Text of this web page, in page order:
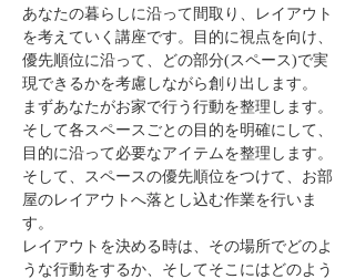
あなたの暮らしに沿って間取り、レイアウト
を考えていく講座です。目的に視点を向け、
優先順位に沿って、どの部分(スペース)で実
現できるかを考慮しながら創り出します。
まずあなたがお家で行う行動を整理します。
そして各スペースごとの目的を明確にして、
目的に沿って必要なアイテムを整理します。
そして、スペースの優先順位をつけて、お部
屋のレイアウトへ落とし込む作業を行いま
す。
レイアウトを決める時は、その場所でどのよ
うな行動をするか、そしてそこにはどのよう